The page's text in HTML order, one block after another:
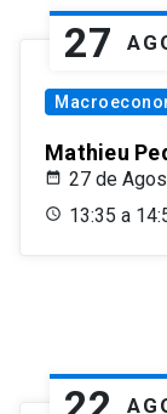
27
Mathieu
27 de
13:35 a